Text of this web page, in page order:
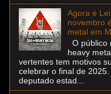
Agora é
novembro
metal em
O público
heavy
vertentes tem motivos
celebrar o final de
deputado estad...